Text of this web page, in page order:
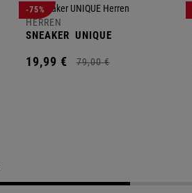
-75%
HERREN
SNEAKER UNIQUE
19,99 € 79,00 €